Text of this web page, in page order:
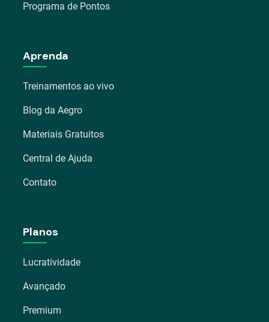
Programa de Pontos
Aprenda
Treinamentos ao vivo
Blog da Aegro
Materiais Gratuitos
Central de Ajuda
Contato
Planos
Lucratividade
Avançado
Premium